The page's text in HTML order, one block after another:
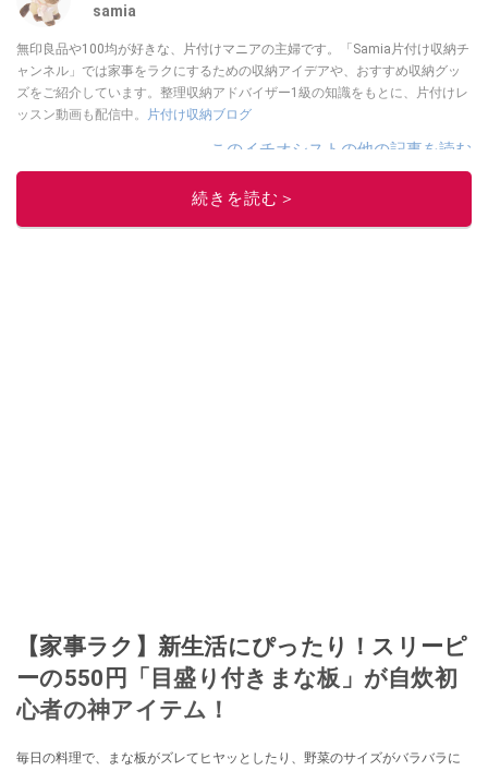
samia
無印良品や100均が好きな、片付けマニアの主婦です。「Samia片付け収納チ
ャンネル」では家事をラクにするための収納アイデアや、おすすめ収納グッ
ズをご紹介しています。整理収納アドバイザー1級の知識をもとに、片付けレ
ッスン動画も配信中。
片付け収納ブログ
このイチオシストの他の記事を読む
続きを読む＞
【家事ラク】新生活にぴったり！スリーピ
ーの550円「目盛り付きまな板」が自炊初
心者の神アイテム！
毎日の料理で、まな板がズレてヒヤッとしたり、野菜のサイズがバラバラに